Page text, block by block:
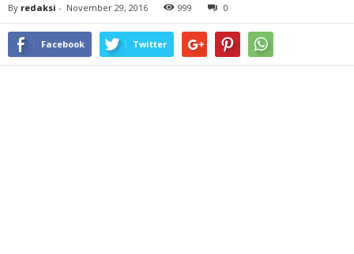
By redaksi - November 29, 2016 999 0
Facebook Twitter